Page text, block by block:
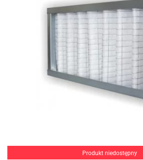
Produkt niedostępny